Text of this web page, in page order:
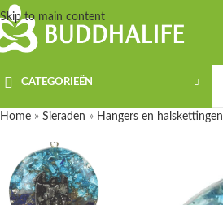
Skip to main content
CATEGORIEËN
Home » Sieraden » Hangers en halskettingen